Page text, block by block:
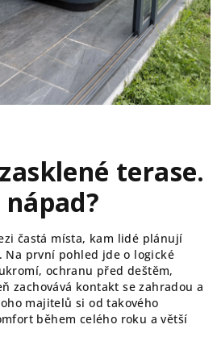
terase.
častá místa, kam lidé plánují
první pohled jde o logické
ochranu před deštěm,
zachovává kontakt se zahradou a
majitelů si od takového
během celého roku a větší